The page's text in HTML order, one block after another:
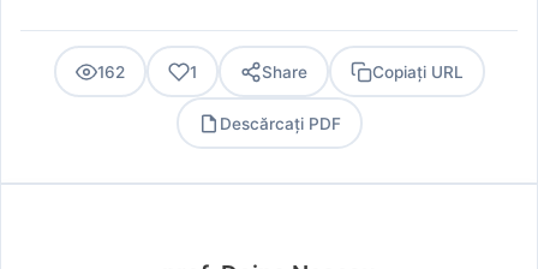
162 1 Share Copiați URL
Descărcați PDF